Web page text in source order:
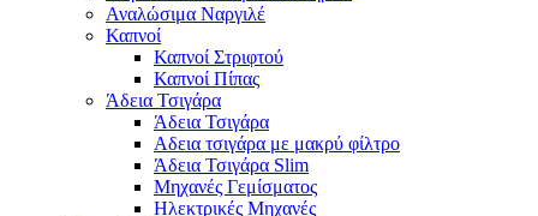
Αναλώσιμα Ναργιλέ
Καπνοί
Καπνοί Στριφτού
Καπνοί Πίπας
Άδεια Τσιγάρα
Άδεια Τσιγάρα
Αδεια τσιγάρα με μακρύ φίλτρο
Άδεια Τσιγάρα Slim
Μηχανές Γεμίσματος
Ηλεκτρικές Μηχανές